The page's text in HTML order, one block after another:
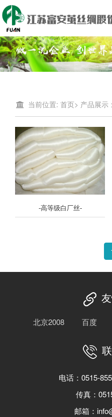
当前位置: 首页> 产品展示
-高等级白厂丝-
北京2008 百度
电话：0515-
传真：
邮箱：